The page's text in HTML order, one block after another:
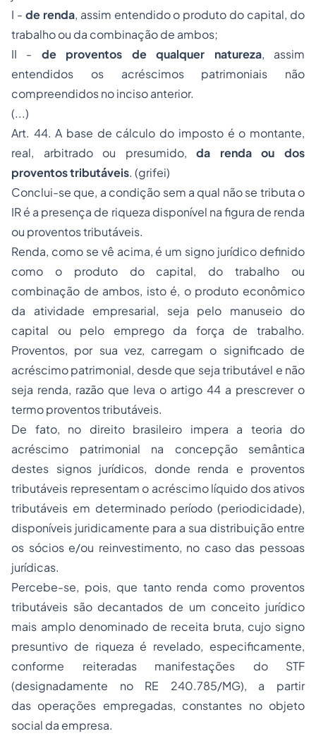
I - de renda, assim entendido o produto do capital, do
trabalho ou da combinação de ambos;
II - de proventos de qualquer natureza, assim
entendidos os acréscimos patrimoniais não
compreendidos no inciso anterior.
(...)
Art. 44. A base de cálculo do imposto é o montante,
real, arbitrado ou presumido,da renda ou dos
proventos tributáveis. (grifei)
Conclui-se que, a condição sem a qual não se tributa o
IR é a presença de riqueza disponível na figura de renda
ou proventos tributáveis.
Renda, como se vê acima, é um signo jurídico definido
como o produto do capital, do trabalho ou
combinação de ambos, isto é, o produto econômico
da atividade empresarial, seja pelo manuseio do
capital ou pelo emprego da força de trabalho.
Proventos, por sua vez, carregam o significado de
acréscimo patrimonial, desde que seja tributável e não
seja renda, razão que leva o artigo 44 a prescrever o
termo proventos tributáveis.
De fato, no direito brasileiro impera a teoria do
acréscimo patrimonial na concepção semântica
destes signos jurídicos, donde renda e proventos
tributáveis representam o acréscimo líquido dos ativos
tributáveis em determinado período (periodicidade),
disponíveis juridicamente para a sua distribuição entre
os sócios e/ou reinvestimento, no caso das pessoas
jurídicas.
Percebe-se, pois, que tanto renda como proventos
tributáveis são decantados de um conceito jurídico
mais amplo denominado de receita bruta, cujo signo
presuntivo de riqueza é revelado, especificamente,
conforme reiteradas manifestações do STF
(designadamente no RE 240.785/MG), a partir
das operações empregadas, constantes no objeto
social da empresa.